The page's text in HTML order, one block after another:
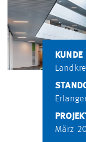
KUNDE
März